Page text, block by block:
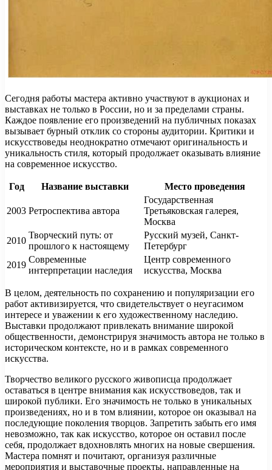
Сегодня работы мастера активно участвуют в аукционах и
выставках не только в России, но и за пределами страны.
Каждое появление его произведений на публичных показах
вызывает бурный отклик со стороны аудитории. Критики и
искусствоведы неоднократно отмечают оригинальность и
уникальность стиля, который продолжает оказывать влияние
на современное искусство.
Год Название выставки Место проведения
2003 Ретроспектива автора
Государственная
Третьяковская галерея,
Москва
2010
Творческий путь: от
прошлого к настоящему
Русский музей, Санкт-
Петербург
2019
Современные
интерпретации наследия
Центр современного
искусства, Москва
В целом, деятельность по сохранению и популяризации его
работ активизируется, что свидетельствует о неугасимом
интересе и уважении к его художественному наследию.
Выставки продолжают привлекать внимание широкой
общественности, демонстрируя значимость автора не только в
историческом контексте, но и в рамках современного
искусства.
Творчество великого русского живописца продолжает
оставаться в центре внимания как искусствоведов, так и
широкой публики. Его значимость не только в уникальных
произведениях, но и в том влиянии, которое он оказывал на
последующие поколения творцов. Запретить забыть его имя
невозможно, так как искусство, которое он оставил после
себя, продолжает вдохновлять многих на новые свершения.
Мастера помнят и почитают, организуя различные
мероприятия и выставочные проекты, направленные на